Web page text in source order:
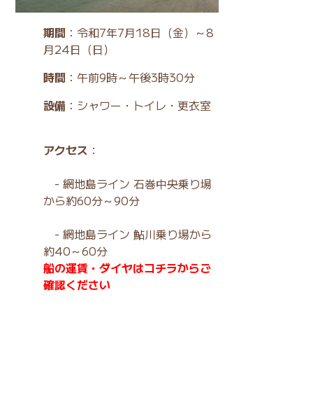
期間 ：令和7年7月18日（金）～8
月24日（日）
時間 ：午前9時～午後3時30分
設備 ：シャワー・トイレ・更衣室
アクセス ：
- 網地島ライン 石巻中央乗り場
から約60分～90分
- 網地島ライン 鮎川乗り場から
約40～60分
船の運賃・ダイヤはコチラからご
確認ください